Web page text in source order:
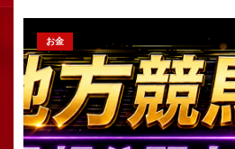
お金